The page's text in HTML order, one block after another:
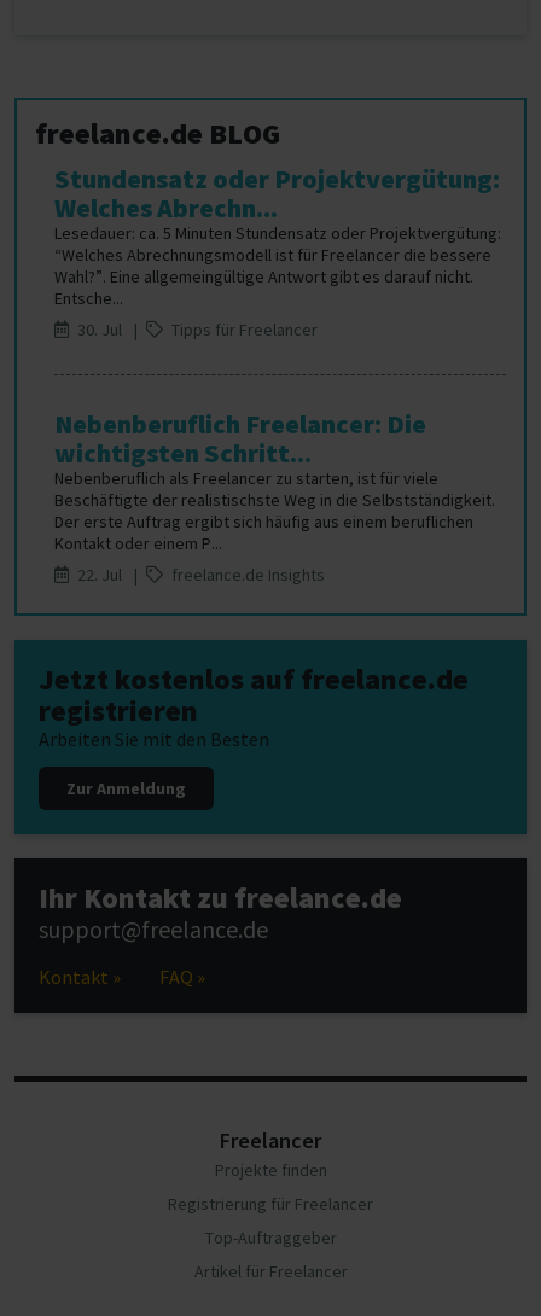
freelance.de BLOG
Stundensatz oder Projektvergütung:
Welches Abrechn...
Lesedauer: ca. 5 Minuten Stundensatz oder Projektvergütung:
“Welches Abrechnungsmodell ist für Freelancer die bessere
Wahl?”. Eine allgemeingültige Antwort gibt es darauf nicht.
Entsche...
30. Jul |
Tipps für Freelancer
Nebenberuflich Freelancer: Die
wichtigsten Schritt...
Nebenberuflich als Freelancer zu starten, ist für viele
Beschäftigte der realistischste Weg in die Selbstständigkeit.
Der erste Auftrag ergibt sich häufig aus einem beruflichen
Kontakt oder einem P...
22. Jul |
freelance.de Insights
Jetzt kostenlos auf freelance.de
registrieren
Arbeiten Sie mit den Besten
Zur Anmeldung
Ihr Kontakt zu freelance.de
support@freelance.de
Kontakt » FAQ »
Freelancer
Projekte finden
Registrierung für Freelancer
Top-Auftraggeber
Artikel für Freelancer